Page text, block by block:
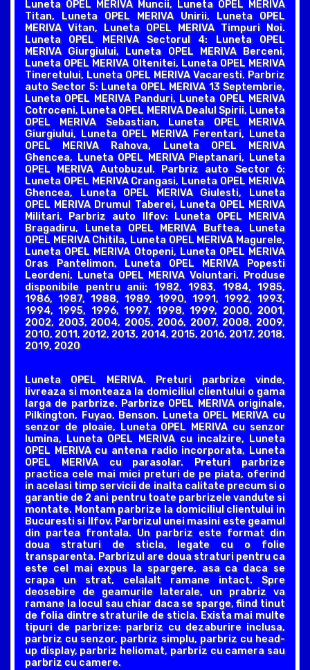
Luneta OPEL MERIVA Muncii, Luneta OPEL MERIVA
Titan, Luneta OPEL MERIVA Unirii, Luneta OPEL
MERIVA Vitan, Luneta OPEL MERIVA Timpuri Noi.
Luneta OPEL MERIVA Sectorul 4: Luneta OPEL
MERIVA Giurgiului, Luneta OPEL MERIVA Berceni,
Luneta OPEL MERIVA Oltenitei, Luneta OPEL MERIVA
Tineretului, Luneta OPEL MERIVA Vacaresti. Parbriz
auto Sector 5: Luneta OPEL MERIVA 13 Septembrie,
Luneta OPEL MERIVA Panduri, Luneta OPEL MERIVA
Cotroceni, Luneta OPEL MERIVA Dealul Spirii, Luneta
OPEL MERIVA Sebastian, Luneta OPEL MERIVA
Giurgiului, Luneta OPEL MERIVA Ferentari, Luneta
OPEL MERIVA Rahova, Luneta OPEL MERIVA
Ghencea, Luneta OPEL MERIVA Pieptanari, Luneta
OPEL MERIVA Autobuzul. Parbriz auto Sector 6:
Luneta OPEL MERIVA Crangasi, Luneta OPEL MERIVA
Ghencea, Luneta OPEL MERIVA Giulesti, Luneta
OPEL MERIVA Drumul Taberei, Luneta OPEL MERIVA
Militari. Parbriz auto Ilfov: Luneta OPEL MERIVA
Bragadiru, Luneta OPEL MERIVA Buftea, Luneta
OPEL MERIVA Chitila, Luneta OPEL MERIVA Magurele,
Luneta OPEL MERIVA Otopeni, Luneta OPEL MERIVA
Oras Pantelimon, Luneta OPEL MERIVA Popesti
Leordeni, Luneta OPEL MERIVA Voluntari. Produse
disponibile pentru anii: 1982, 1983, 1984, 1985,
1986, 1987, 1988, 1989, 1990, 1991, 1992, 1993,
1994, 1995, 1996, 1997, 1998, 1999, 2000, 2001,
2002, 2003, 2004, 2005, 2006, 2007, 2008, 2009,
2010, 2011, 2012, 2013, 2014, 2015, 2016, 2017, 2018,
2019, 2020
Luneta OPEL MERIVA. Preturi parbrize vinde,
livreaza si monteaza la domiciliul clientului o gama
larga de parbrize. Parbrize OPEL MERIVA originale,
Pilkington, Fuyao, Benson. Luneta OPEL MERIVA cu
senzor de ploaie, Luneta OPEL MERIVA cu senzor
lumina, Luneta OPEL MERIVA cu incalzire, Luneta
OPEL MERIVA cu antena radio incorporata, Luneta
OPEL MERIVA cu parasolar. Preturi parbrize
practica cele mai mici preturi de pe piata, oferind
in acelasi timp servicii de inalta calitate precum si o
garantie de 2 ani pentru toate parbrizele vandute si
montate. Montam parbrize la domiciliul clientului in
Bucuresti si Ilfov. Parbrizul unei masini este geamul
din partea frontala. Un parbriz este format din
doua straturi de sticla, legate cu o folie
transparenta. Parbrizul are doua straturi pentru ca
este cel mai expus la spargere, asa ca daca se
crapa un strat, celalalt ramane intact. Spre
deosebire de geamurile laterale, un prabriz va
ramane la locul sau chiar daca se sparge, fiind tinut
de folia dintre straturile de sticla. Exista mai multe
tipuri de parbrize: parbriz cu dezaburire inclusa,
parbriz cu senzor, parbriz simplu, parbriz cu head-
up display, parbriz heliomat, parbriz cu camera sau
parbriz cu camere.